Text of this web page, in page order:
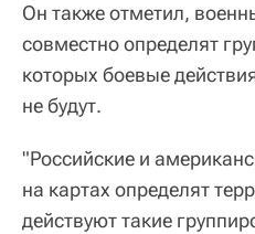
Он также отметил,
совместно определят
которых боевые
не будут.
"Российские и
на картах определят
действуют такие